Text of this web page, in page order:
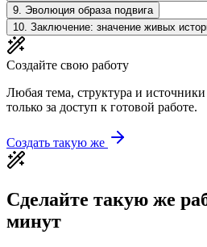
9 Эволюция образа подвига
10 Заключение: значение живых
Создайте свою работу
Любая тема, структура и
только за доступ к готовой работе.
Создать такую же
Сделайте такую же
минут